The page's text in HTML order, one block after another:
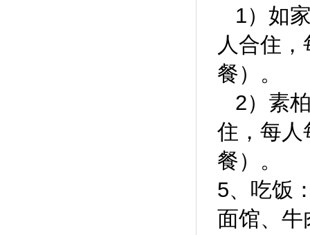
1）如
人合住
2）素
住，每人
餐）。
5、吃饭
面馆、牛